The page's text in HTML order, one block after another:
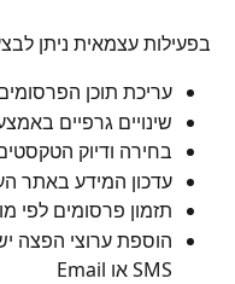
בפעילות עצמאית ניתן
עריכת תוכן
שינויים גרפיים
בחירה ודיוק
עדכון המידע באתר
תזמון פרסומים לפי
SMS או Email